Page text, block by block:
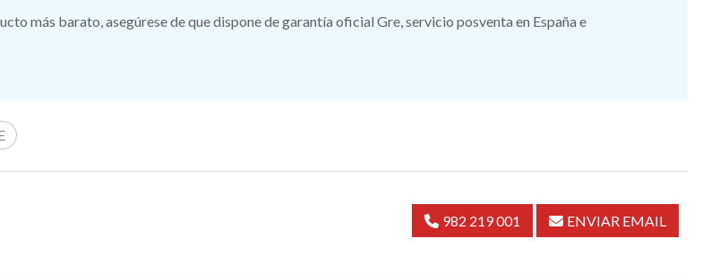
más barato, asegúrese de que dispone de garantía oficial Gre, servicio posventa en España e
982 219 001 ENVIAR EMAIL